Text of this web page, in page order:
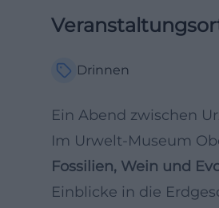
Drinnen
Ein Abend zwischen
Im Urwelt-Museum
Fossilien, Wein und
Einblicke in die